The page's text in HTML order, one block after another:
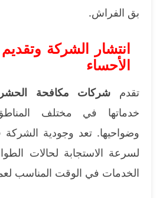
بق الفراش.
انتشار الشركة
الأحساء
تقدم شركات مكافحة
خدماتها في مختلف
وضواحيها. تعد وجودية
لسرعة الاستجابة لحالات
الخدمات في الوقت المناسب